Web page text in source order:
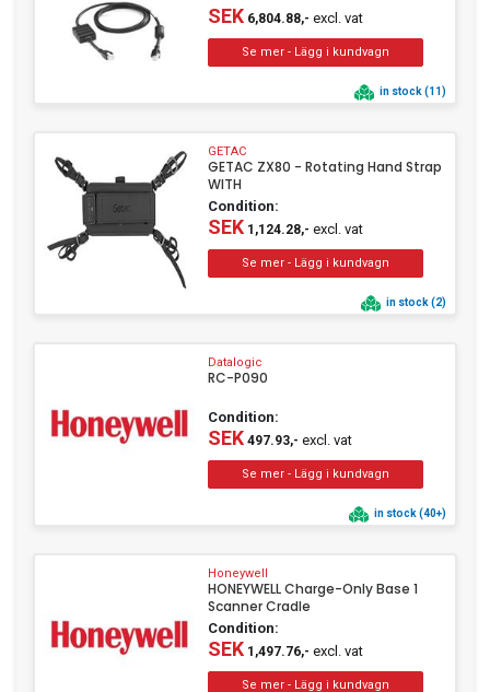
SEK6,804.88,- excl. vat
in stock (11)
GETAC
GETAC ZX80 - Rotating Hand Strap
WITH
Condition:
SEK1,124.28,- excl. vat
in stock (2)
Datalogic
RC-P090
Condition:
SEK497.93,- excl. vat
in stock (40+)
Honeywell
HONEYWELL Charge-Only Base 1
Scanner Cradle
Condition:
SEK1,497.76,- excl. vat